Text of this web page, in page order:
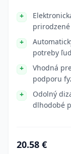
potreby
Vhodná
podporu
Odolný
dlhodobé
20.58 €